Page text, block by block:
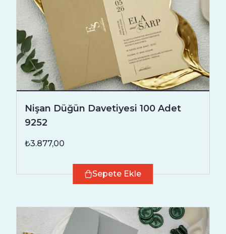
Nişan Düğün Davetiyesi 100 Adet
9252
₺3.877,00
Sepete Ekle